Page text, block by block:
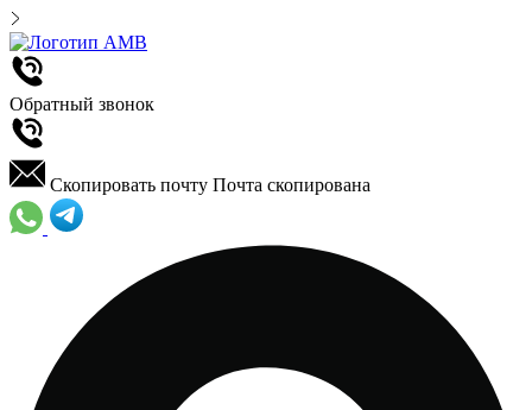
Обратный звонок
Скопировать почту Почта скопирована